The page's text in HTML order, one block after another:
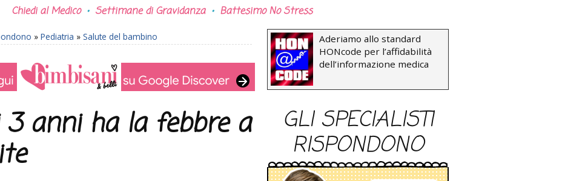
Chiedi al Medico Settimane di Gravidanza Battesimo No Stress
» Pediatria » Salute del bambino
anni ha la febbre a
Aderiamo allo standard
HONcode per l’affidabilità
dell’informazione medica
GLI SPECIALISTI
RISPONDONO